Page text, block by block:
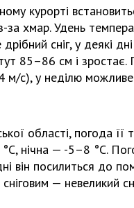
курорті
хмар. Удень
сніг, у деякі
85–86 см і зростає.
м/с), у неділю
області, погода
нічна — -5–8 °С.
він посилиться до
— невеликий